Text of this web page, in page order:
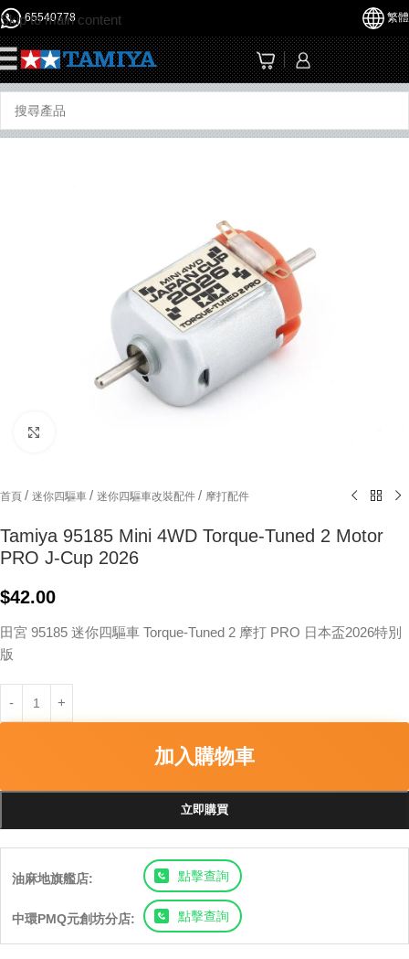
Skip to main content
65540778 繁體
首頁 / 迷你四驅車 / 迷你四驅車改裝配件 / 摩打配件
Tamiya 95185 Mini 4WD Torque-Tuned 2 Motor
PRO J-Cup 2026
$42.00
田宮 95185 迷你四驅車 Torque-Tuned 2 摩打 PRO 日本盃2026特別
版
加入購物車
立即購買
油麻地旗艦店: 點擊查詢
中環PMQ元創坊分店: 點擊查詢